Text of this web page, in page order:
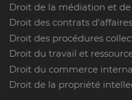
Droit de la médiation et de
Droit des contrats d'affaires
Droit des procédures
Droit du travail et
Droit du commerce
Droit de la propriété